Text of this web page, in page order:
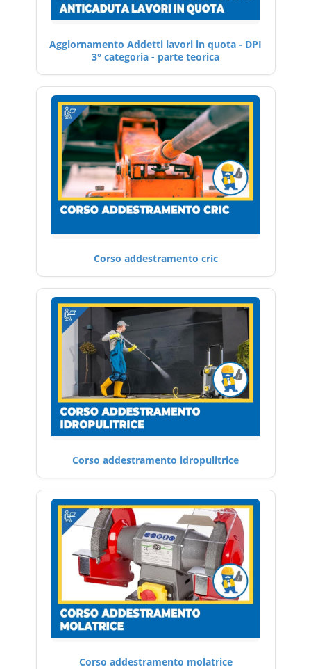
Aggiornamento Addetti lavori in quota - DPI
3° categoria - parte teorica
Corso addestramento cric
Corso addestramento idropulitrice
Corso addestramento molatrice